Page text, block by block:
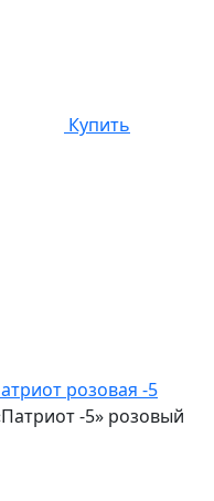
Купить
-5» розовый